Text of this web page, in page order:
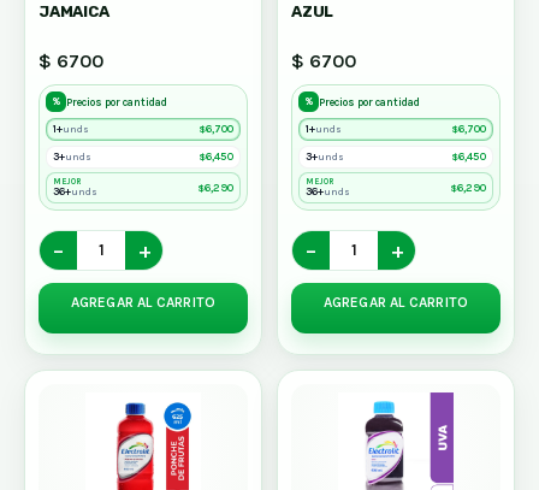
JAMAICA
$ 6700
% Precios por cantidad
1+unds $6,700
3+unds $6,450
MEJOR
36+unds $6,290
− +
AGREGAR AL CARRITO
AZUL
$ 6700
% Precios por cantidad
1+unds $6,700
3+unds $6,450
MEJOR
36+unds $6,290
− +
AGREGAR AL CARRITO